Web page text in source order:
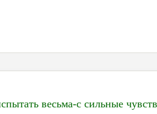
весьма-с сильные